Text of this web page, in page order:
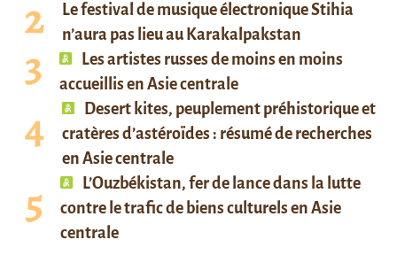
Le festival de musique électronique Stihia
n’aura pas lieu au Karakalpakstan
Les artistes russes de moins en moins
accueillis en Asie centrale
Desert kites, peuplement préhistorique et
cratères d’astéroïdes : résumé de recherches
en Asie centrale
L’Ouzbékistan, fer de lance dans la lutte
contre le trafic de biens culturels en Asie
centrale